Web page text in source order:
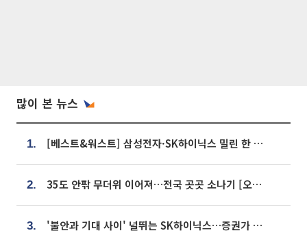
많이 본 뉴스
1. [베스트&워스트] 삼성전자·SK하이닉스 밀린 한 주…상상인증권은 85% 급등
2. 35도 안팎 무더위 이어져…전국 곳곳 소나기 [오늘 날씨]
3. '불안과 기대 사이' 널뛰는 SK하이닉스…증권가 "HBM4·LTA 기반 펀터멘털 견고"